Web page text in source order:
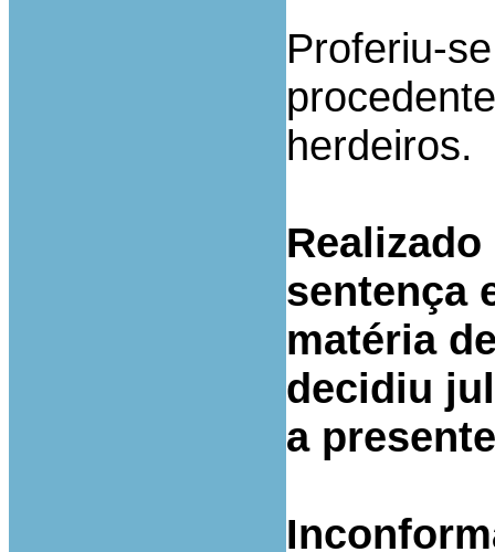
Proferiu-
herdeiros.
sentença
matéria
decidiu
a